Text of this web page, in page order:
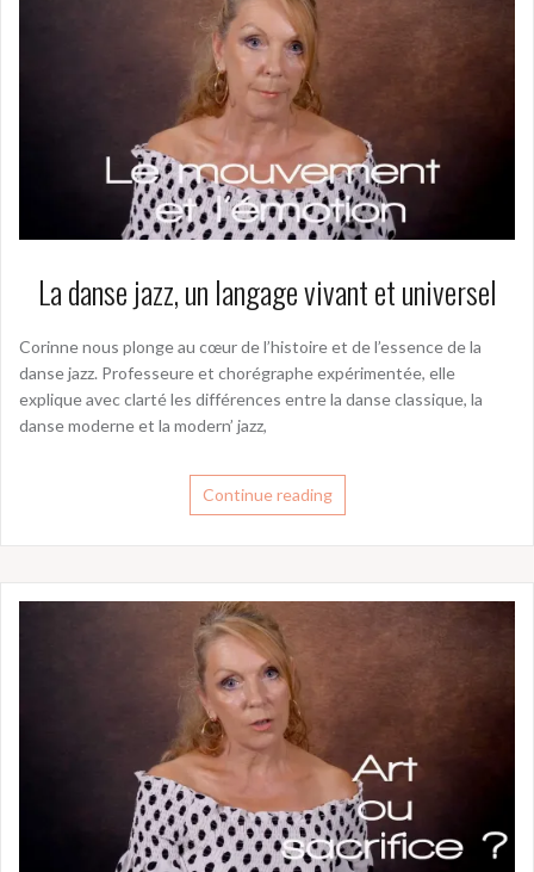
La danse jazz, un langage vivant et universel
Corinne nous plonge au cœur de l’histoire et de l’essence de la
danse jazz. Professeure et chorégraphe expérimentée, elle
explique avec clarté les différences entre la danse classique, la
danse moderne et la modern’ jazz,
Continue reading